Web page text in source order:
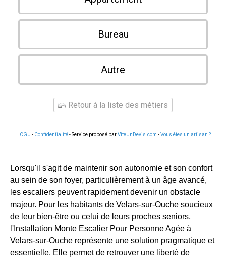
Bureau
Autre
Retour à la liste des métiers
CGU - Confidentialité- Service proposé parViteUnDevis.com -Vous êtes un artisan ?
Lorsqu'il s'agit de maintenir son autonomie et son confort
au sein de son foyer, particulièrement à un âge avancé,
les escaliers peuvent rapidement devenir un obstacle
majeur. Pour les habitants de Velars-sur-Ouche soucieux
de leur bien-être ou celui de leurs proches seniors,
l'Installation Monte Escalier Pour Personne Agée à
Velars-sur-Ouche représente une solution pragmatique et
essentielle. Elle permet de retrouver une liberté de